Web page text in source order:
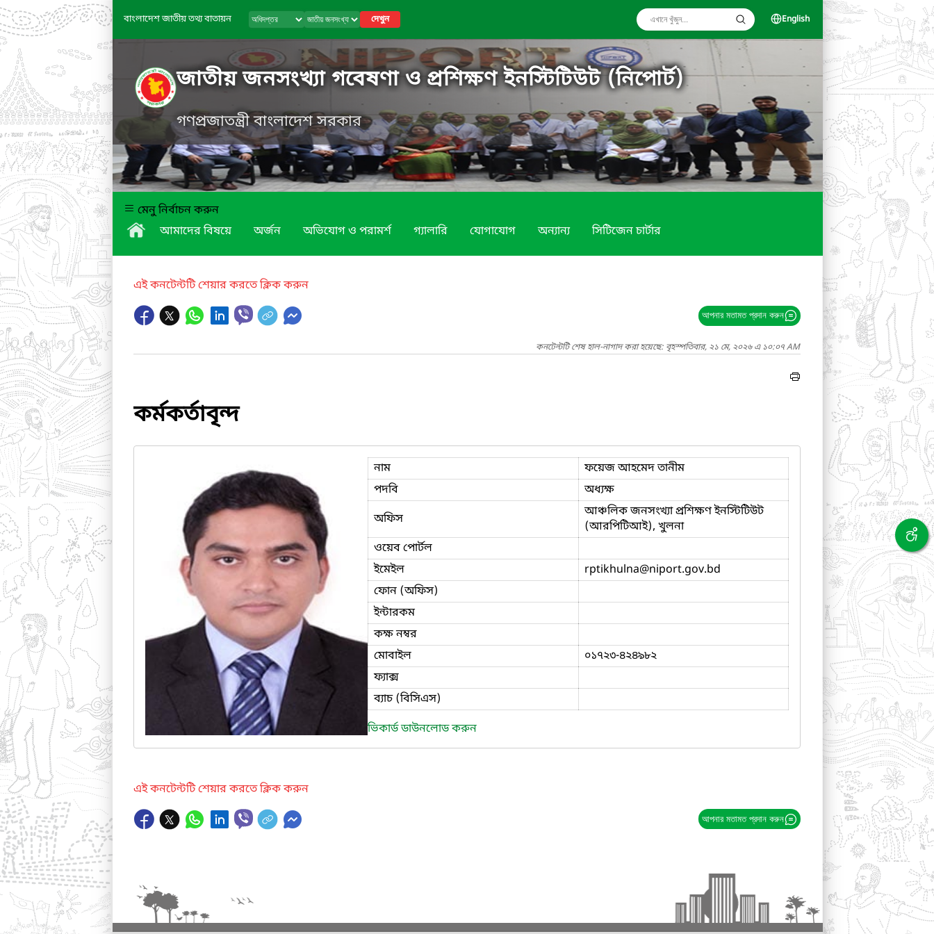
বাংলাদেশ জাতীয় তথ্য বাতায়ন দেখুন English
জাতীয় জনসংখ্যা গবেষণা ও প্রশিক্ষণ ইনস্টিটিউট (নিপোর্ট)
গণপ্রজাতন্ত্রী বাংলাদেশ সরকার
মেনু নির্বাচন করুন
আমাদের বিষয়ে
অর্জন অভিযোগ ও পরামর্শ গ্যালারি যোগাযোগ অন্যান্য সিটিজেন চার্টার
এই কনটেন্টটি শেয়ার করতে ক্লিক করুন
আপনার মতামত প্রদান করুন
কনটেন্টটি শেষ হাল-নাগাদ করা হয়েছে: বৃহস্পতিবার, ২১ মে, ২০২৬ এ ১০:০৭ AM
কর্মকর্তাবৃন্দ
নাম
ফয়েজ আহমেদ তানীম
পদবি
অধ্যক্ষ
অফিস
আঞ্চলিক জনসংখ্যা প্রশিক্ষণ ইনস্টিটিউট
(আরপিটিআই), খুলনা
ওয়েব পোর্টল
ইমেইল
rptikhulna@niport.gov.bd
ফোন (অফিস)
ইন্টারকম
কক্ষ নম্বর
মোবাইল
০১৭২৩-৪২৪৯৮২
ফ্যাক্স
ব্যাচ (বিসিএস)
ভিকার্ড ডাউনলোড করুন
এই কনটেন্টটি শেয়ার করতে ক্লিক করুন
আপনার মতামত প্রদান করুন